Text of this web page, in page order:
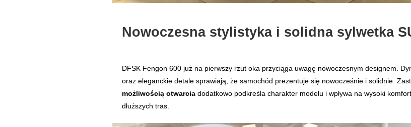
Nowoczesna stylistyka i solidna sylwetka
DFSK Fengon 600 już na pierwszy rzut oka przyciąga uwagę nowoczesnym designem.
oraz eleganckie detale sprawiają, że samochód prezentuje się nowocześnie i solidnie.
możliwością otwarcia dodatkowo podkreśla charakter modelu i wpływa na wysoki
dłuższych tras.